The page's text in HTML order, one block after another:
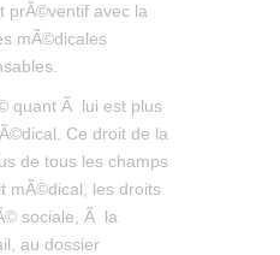
prÃ©ventif avec la
mÃ©dicales
quant Ã lui est plus
Ce droit de la
de tous les champs
mÃ©dical, les droits
sociale, Ã la
au dossier